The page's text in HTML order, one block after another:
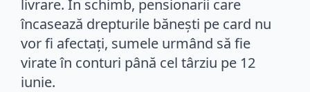
livrare. În schimb, pensionarii care
încasează drepturile bănești pe card nu
vor fi afectați, sumele urmând să fie
virate în conturi până cel târziu pe 12
iunie.